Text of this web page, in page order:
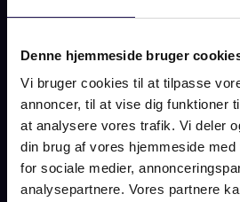
Denne hjemmeside bruger
Vi bruger cookies til at tilpasse
annoncer, til at vise dig funktioner
at analysere vores trafik. Vi deler
din brug af vores hjemmeside
for sociale medier,
analysepartnere. Vores partnere
TV., 2100
SOLGT